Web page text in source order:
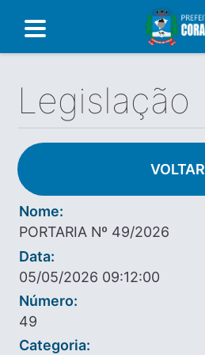
Legislação
VOLTAR
Nome:
PORTARIA Nº 49/2026
Data:
05/05/2026 09:12:00
Número:
49
Categoria: